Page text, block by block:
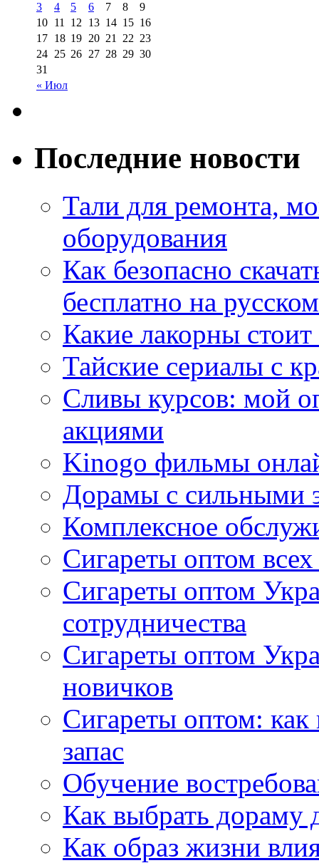
« Июл
3
4 5 6 7 8
9
10 11 12 13 14 15 16
17 18 19 20 21 22 23
24 25 26 27 28 29 30
31
Последние новости
Тали для ремонта,
оборудования
Как безопасно
бесплатно на
Какие лакорны
Тайские сериалы с
Сливы курсов: мой
акциями
Kinogo фильмы
Дорамы с сильными
Комплексное
Сигареты оптом
Сигареты оптом
сотрудничества
Сигареты оптом
новичков
Сигареты оптом:
запас
Обучение
Как выбрать дораму
Как образ жизни